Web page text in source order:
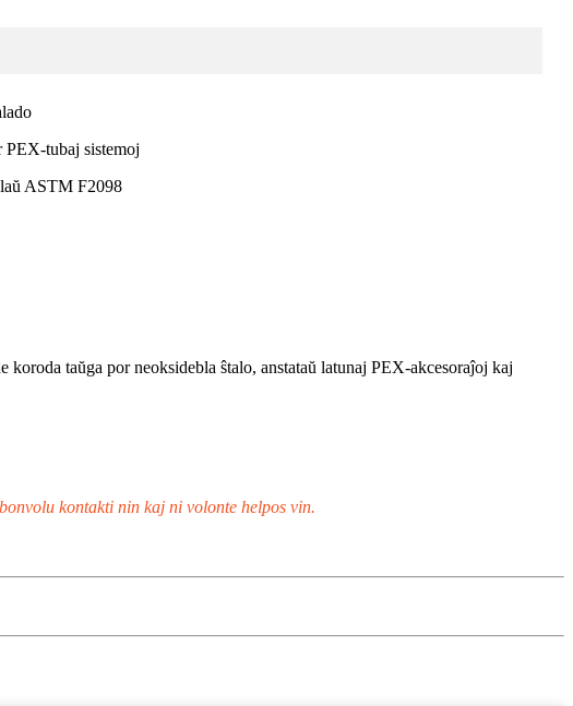
PEX-tubaj sistemoj
ASTM F2098
taŭga por neoksidebla ŝtalo, anstataŭ latunaj PEX-akcesoraĵoj kaj
kontakti nin kaj ni volonte helpos vin.